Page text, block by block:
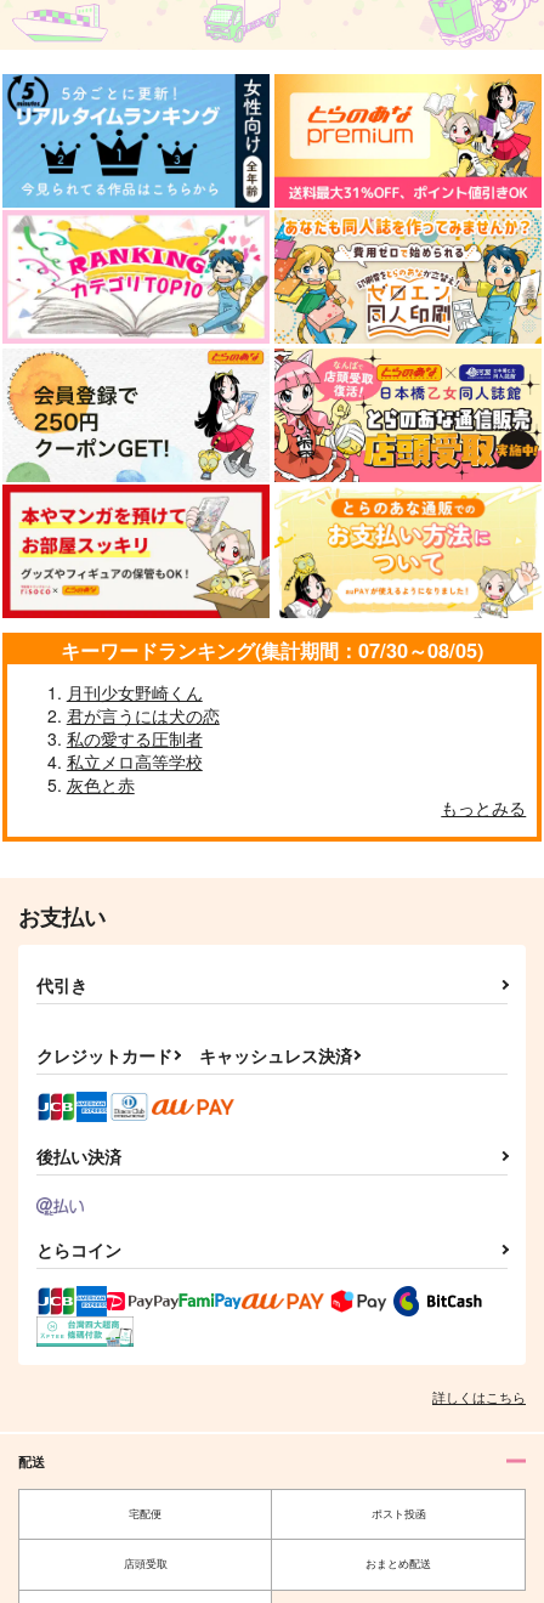
1,572円（税込）
太宰治
サンプル
作品詳細
ズ
2,357円（税込）
サンプル
作品詳細
円（税込）
遊木真×瀬名泉
サンプル
作品詳細
まほやくぬいファッシ
ョン雑誌風フルカラー
同人誌『NUNU』<３
月号>
NUNUTOWN
1,100円（税込）
ネロ
サンプル
作品詳細
同人作家がクリスタだ
けで作る同人誌の表紙
デザイン
壱番地
1,572円 （税込）
サンプル
作品詳細
シュウジの同人誌は私
だけのものなのに
せいじや
450円（税込）
アマテ・ユズリハ
サンプル
作品詳細
初めて同人誌を作るお
友達と私
770円（税込）
サンプル
作品詳細
1,100円（税込）
【有償特典】同人誌
（忠犬部下とツンデレ
少尉 2）
KADOKAWA
600円（税込）
サンプル
作品詳細
【有償特典】公式同人
誌（0時を過ぎたら君
のもの 上下）
KADOKAWA
400円（税込）
サンプル
作品詳細
【有償特典】同人誌
（オレはお前に推され
たい!!）
ブライト出版
660 円（税込）
作品詳細
【有償特典】同人誌
（退勤後、卯坂さんを
脱がしたら～ツンデレ
先輩のえっちなヒミ
モバイルメディアリサ
680円（税込）
サンプル
作品詳細
【有償特典】同人誌
（ただの友達じゃなく
なる瞬間 7 & 茜色に
KADOKAWA
サンプル
（税込）
サンプル
【有償特典】同人誌
（百と卍 7＆紗久楽さ
わ画集 纏 -まとひ-）
祥伝社
499円（税込）
誌（ただの友達じゃな
くなる瞬間 6）
KADOKAWA
【有償特典】同人誌
（エンドロールは地獄
まで 2）
KADOKAWA
キーワードランキング(集計期間：07/30～08/05)
月刊少女野崎くん
君が言うには犬の恋
私の愛する圧制者
私立メロ高等学校
灰色と赤
もっとみる
お支払い
代引き
クレジットカード キャッシュレス決済
後払い決済
とらコイン
詳しくはこちら
配送
宅配便 ポスト投函
店頭受取 おまとめ配送